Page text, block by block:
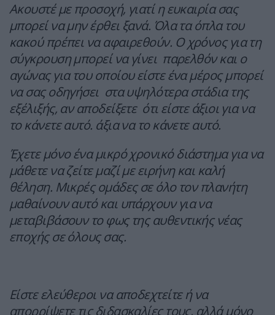
Ακουστέ με προσοχή, γιατί η ευκαιρία σας
μπορεί να μην έρθει ξανά. Όλα τα όπλα του
κακού πρέπει να αφαιρεθούν. Ο χρόνος για τη
σύγκρουση μπορεί να γίνει παρελθόν και ο
αγώνας για του οποίου είστε ένα μέρος μπορεί
να σας οδηγήσει στα υψηλότερα στάδια της
εξέλιξής, αν αποδείξετε ότι είστε άξιοι για να
το κάνετε αυτό. άξια να το κάνετε αυτό.
Έχετε μόνο ένα μικρό χρονικό διάστημα για να
μάθετε να ζείτε μαζί με ειρήνη και καλή
θέληση. Μικρές ομάδες σε όλο τον πλανήτη
μαθαίνουν αυτό και υπάρχουν για να
μεταβιβάσουν το φως της αυθεντικής νέας
εποχής σε όλους σας.
Είστε ελεύθεροι να αποδεχτείτε ή να
απορρίψετε τις διδασκαλίες τους, αλλά μόνο